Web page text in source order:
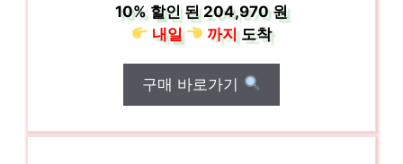
10% 할인 된204,970 원
내일
까지도착
구매 바로가기